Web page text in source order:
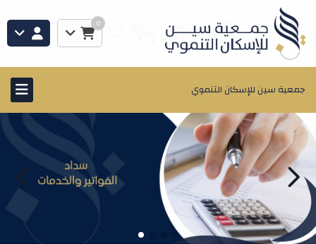
0
جمعية سين للإسكان التنموي